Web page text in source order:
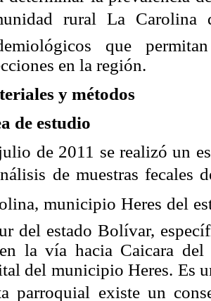
rural La
que
en la región.
y métodos
de estudio
de 2011 se realizó un
de muestras fecales
municipio Heres del
del estado Bolívar,
la vía hacia Caicara
del municipio Heres. Es
parroquial existe un